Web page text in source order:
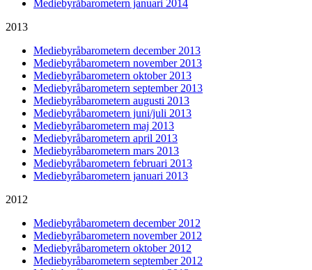
Mediebyråbarometern januari 2014
2013
Mediebyråbarometern december 2013
Mediebyråbarometern november 2013
Mediebyråbarometern oktober 2013
Mediebyråbarometern september 2013
Mediebyråbarometern augusti 2013
Mediebyråbarometern juni/juli 2013
Mediebyråbarometern maj 2013
Mediebyråbarometern april 2013
Mediebyråbarometern mars 2013
Mediebyråbarometern februari 2013
Mediebyråbarometern januari 2013
2012
Mediebyråbarometern december 2012
Mediebyråbarometern november 2012
Mediebyråbarometern oktober 2012
Mediebyråbarometern september 2012